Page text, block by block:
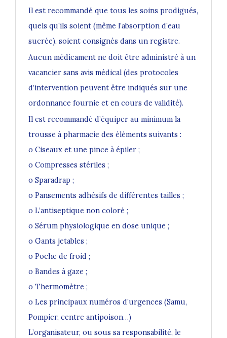
Il est recommandé que tous les soins prodigués,
quels qu’ils soient (même l’absorption d’eau
sucrée), soient consignés dans un registre.
Aucun médicament ne doit être administré à un
vacancier sans avis médical (des protocoles
d’intervention peuvent être indiqués sur une
ordonnance fournie et en cours de validité).
Il est recommandé d’équiper au minimum la
trousse à pharmacie des éléments suivants :
o Ciseaux et une pince à épiler ;
o Compresses stériles ;
o Sparadrap ;
o Pansements adhésifs de différentes tailles ;
o L’antiseptique non coloré ;
o Sérum physiologique en dose unique ;
o Gants jetables ;
o Poche de froid ;
o Bandes à gaze ;
o Thermomètre ;
o Les principaux numéros d’urgences (Samu,
Pompier, centre antipoison…)
L’organisateur, ou sous sa responsabilité, le